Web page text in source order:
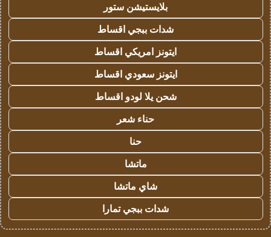
بلايستيشن ستور
شدات ببجي اقساط
ايتونز امريكي اقساط
ايتونز سعودي اقساط
شحن يلا لودو اقساط
حناء شعر
حنا
ماتشا
شاي ماتشا
شدات ببجي تمارا